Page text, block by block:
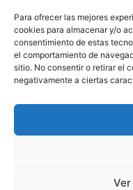
Para ofrecer las mejores
cookies para almacenar y/o
consentimiento de estas
el comportamiento de
sitio. No consentir o retirar el
negativamente a ciertas
+34 647 66 63 18
Redes